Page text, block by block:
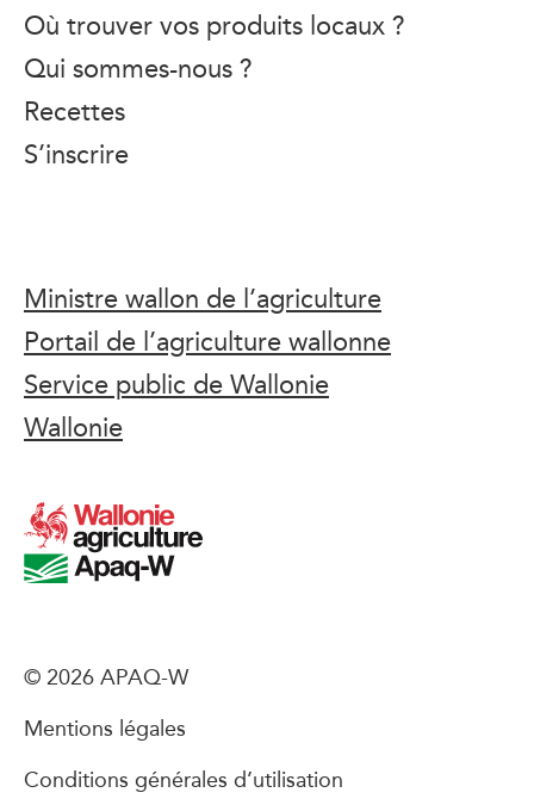
Où trouver vos produits locaux ?
Qui sommes-nous ?
Recettes
S’inscrire
Ministre wallon de l’agriculture
Portail de l’agriculture wallonne
Service public de Wallonie
Wallonie
© 2026 APAQ-W
Mentions légales
Conditions générales d’utilisation